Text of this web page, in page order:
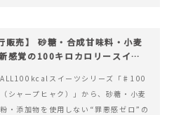
販売】 砂糖・合成甘味料・小麦
感覚の100キロカロリースイー
ALL100kcalスイーツシリーズ「♯100
（シャープヒャク）」から、砂糖・小麦
粉・添加物を使用しない“罪悪感ゼロ”の